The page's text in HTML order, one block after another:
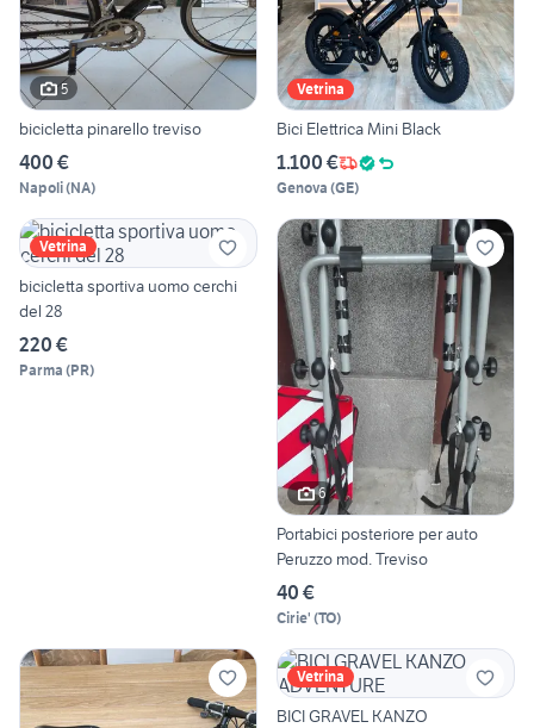
5
bicicletta pinarello treviso
400 €
Napoli(NA)
Vetrina
Bici Elettrica Mini Black
1.100 €
Genova (GE)
Vetrina
bicicletta sportiva uomo cerchi
del 28
220 €
Parma (PR)
6
Portabici posteriore per auto
Peruzzo mod. Treviso
40 €
Cirie' (TO)
Vetrina
BICI GRAVEL KANZO